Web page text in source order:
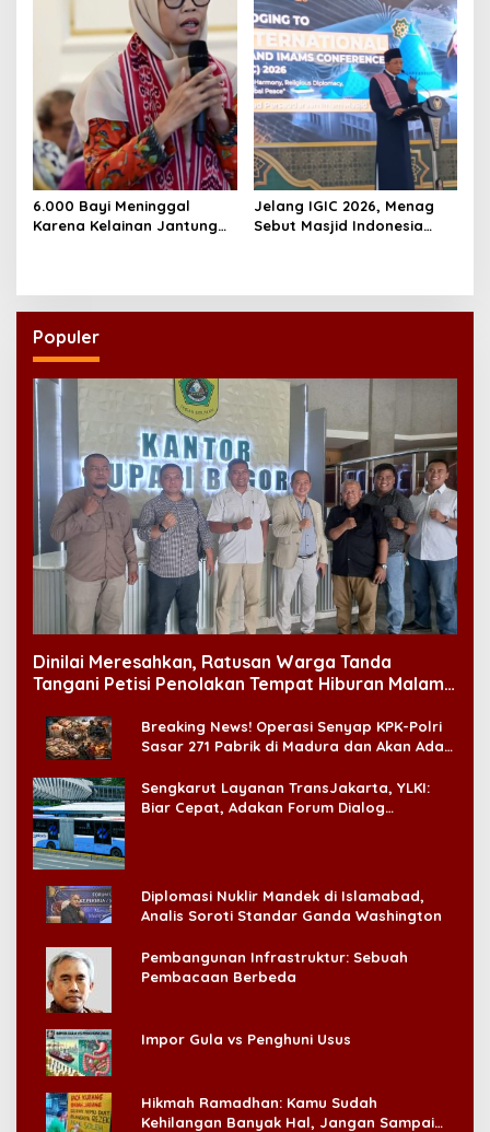
NU
6.000 Bayi Meninggal
Karena Kelainan Jantung
Jelang IGIC 2026, Menag
Sebut Masjid Indonesia
Populer
Dinilai Meresahkan, Ratusan Warga Tanda
Tangani Petisi Penolakan Tempat Hiburan Malam
Breaking News! Operasi Senyap KPK-Polri
Sasar 271 Pabrik di Madura dan Akan Ada
Sengkarut Layanan TransJakarta, YLKI:
Biar Cepat, Adakan Forum Dialog
Diplomasi Nuklir Mandek di Islamabad,
Analis Soroti Standar Ganda Washington
Pembangunan Infrastruktur: Sebuah
Pembacaan Berbeda
Impor Gula vs Penghuni Usus
Hikmah Ramadhan: Kamu Sudah
Kehilangan Banyak Hal, Jangan Sampai